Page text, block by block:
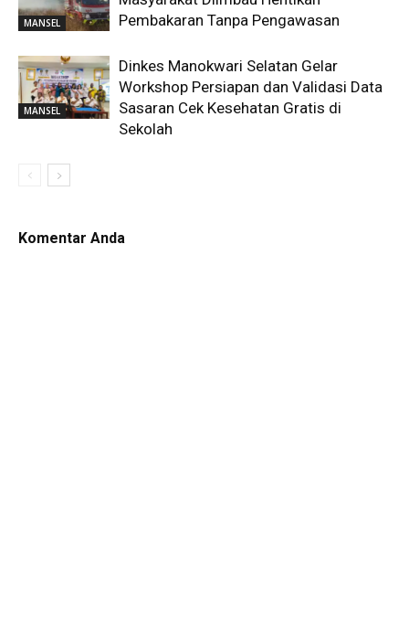
MANSEL
Pembakaran Tanpa Pengawasan
MANSEL
Dinkes Manokwari Selatan Gelar
Workshop Persiapan dan Validasi Data
Sasaran Cek Kesehatan Gratis di
Sekolah
Komentar Anda